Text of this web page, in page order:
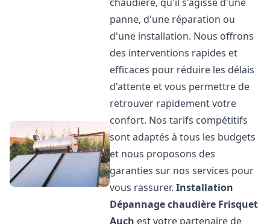
panne, d'une réparation ou
d'une installation. Nous offrons
des interventions rapides et
efficaces pour réduire les délais
d'attente et vous permettre de
retrouver rapidement votre
confort. Nos tarifs compétitifs
sont adaptés à tous les budgets
et nous proposons des
garanties sur nos services pour
vous rassurer.Installation
Dépannage chaudière Frisquet
Auch est votre partenaire de